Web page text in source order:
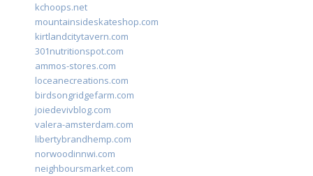
kchoops.net
mountainsideskateshop.com
kirtlandcitytavern.com
301nutritionspot.com
ammos-stores.com
loceanecreations.com
birdsongridgefarm.com
joiedevivblog.com
valera-amsterdam.com
libertybrandhemp.com
norwoodinnwi.com
neighboursmarket.com